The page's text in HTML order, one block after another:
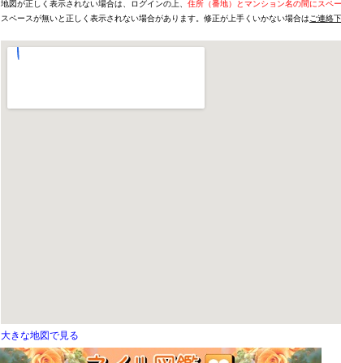
地図が正しく表示されない場合は、ログインの上、 住所（番地）とマンション名の間にスペ
スペースが無いと正しく表示されない場合があります。修正が上手くいかない場合は ご連絡
大きな地図で見る